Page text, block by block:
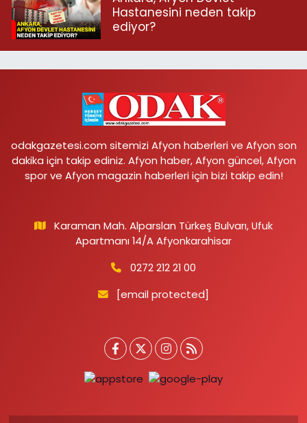
Hastanesini neden takip
ediyor?
odakgazetesi.com sitemizi Afyon haberleri ve Afyon son
dakika için takip ediniz. Afyon haber, Afyon güncel, Afyon
spor ve Afyon magazin haberleri için bizi takip edin!
Karaman Mah. Alparslan Türkeş Bulvarı, Ufuk
Apartmanı 14/A Afyonkarahisar
0272 212 21 00
[email protected]